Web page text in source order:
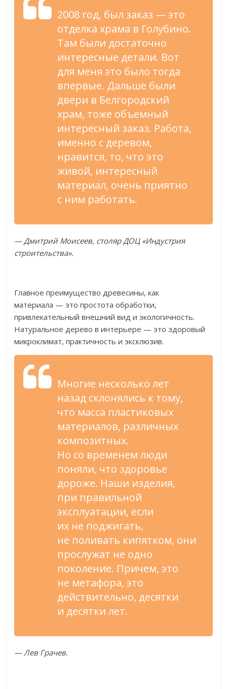
2008 год, был заказ —это
отделка храма в Голубино.
Там были достаточно
интересные детали. Вот
для меня это было тогда
впервые. Дальше были
двери в Белгородский
храм, тоже объемный
интересный заказ. Работа,
именно с деревом,
нравится, то, что это
живой, интересный
материал, очень приятно
с ним работать.
— Дмитрий Моисеев, столяр ДОЦ «Индустрия
строительства».
Главное преимущество древесины, как
материала — это простота обработки,
привлекательный внешний вид и экологичность.
Натуральное дерево в интерьере — это здоровый
микроклимат, практичность и эксклюзив.
Многие несколько лет
назад склонялись к тому,
что масса пластиковых
материалов, различных
композитных.
Но со временем люди
поняли, что здоровье
дороже. Наши изделия,
при правильной
эксплуатации, если
их не поджигать,
не поливать кипятком, они
прослужат не одно
поколение. Причем, это
не метафора, это
действительно, десятки
и десятки лет.
— Лев Грачев.